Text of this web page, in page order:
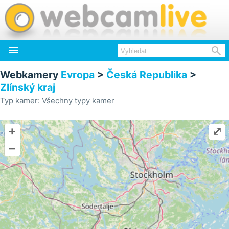
 
Webkamery Evropa > Česká Republika >
Zlínský kraj
Typ kamer: Všechny typy kamer
+
–
⤢